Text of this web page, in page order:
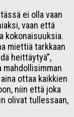
ei olla vaan
vaan että
kokonaisuuksia.
miettiä tarkkaan
heittäytyä”,
mahdollisimman
ottaa kaikkien
niin että joka
olivat tullessaan,